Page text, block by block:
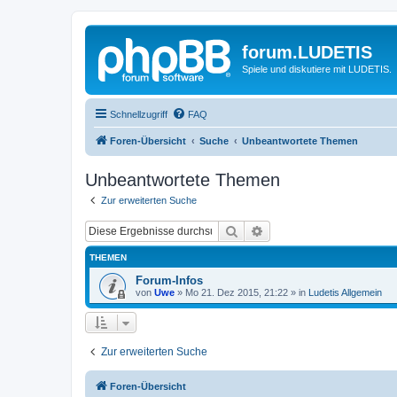
forum.LUDETIS
Spiele und diskutiere mit LUDETIS.
Schnellzugriff FAQ
Foren-Übersicht Suche Unbeantwortete Themen
Unbeantwortete Themen
Zur erweiterten Suche
Suche
THEMEN
Forum-Infos
von Uwe » Mo 21. Dez 2015, 21:22 » in Ludetis Allgemein
Zur erweiterten Suche
Foren-Übersicht